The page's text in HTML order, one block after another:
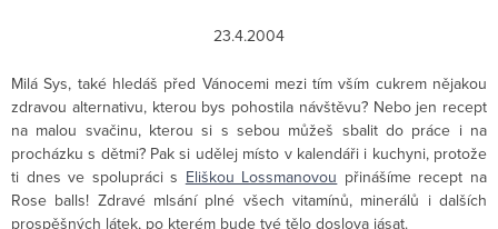
23.4.2004
Milá Sys, také hledáš před Vánocemi mezi tím vším cukrem nějakou
zdravou alternativu, kterou bys pohostila návštěvu? Nebo jen recept
na malou svačinu, kterou si s sebou můžeš sbalit do práce i na
procházku s dětmi? Pak si udělej místo v kalendáři i kuchyni, protože
ti dnes ve spolupráci s Eliškou Lossmanovou přinášíme recept na
Rose balls! Zdravé mlsání plné všech vitamínů, minerálů i dalších
prospěšných látek, po kterém bude tvé tělo doslova jásat.